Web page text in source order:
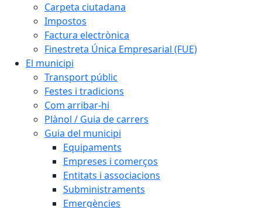
Carpeta ciutadana
Impostos
Factura electrònica
Finestreta Única Empresarial (FUE)
El municipi
Transport públic
Festes i tradicions
Com arribar-hi
Plànol / Guia de carrers
Guia del municipi
Equipaments
Empreses i comerços
Entitats i associacions
Subministraments
Emergències